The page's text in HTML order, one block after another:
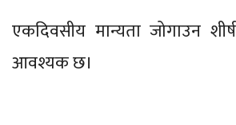
एकदिवसीय मान्यता जोगाउन
आवश्यक छ।